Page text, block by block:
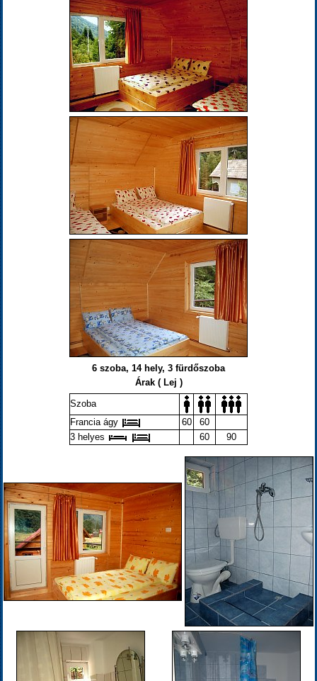
6 szoba, 14 hely, 3 fürdőszoba
Árak ( Lej )
Szoba
Francia ágy
60
60
3 helyes
60 90